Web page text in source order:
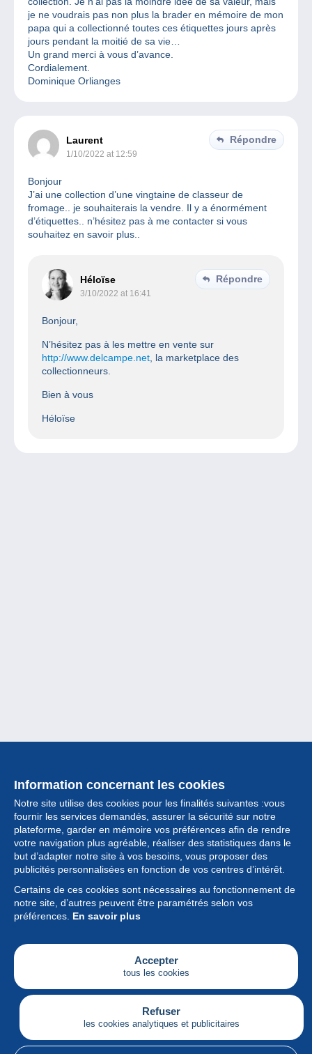
je ne voudrais pas non plus la brader en mémoire de mon
papa qui a collectionné toutes ces étiquettes jours après
jours pendant la moitié de sa vie…
Un grand merci à vous d’avance.
Cordialement.
Dominique Orlianges
Laurent
1/10/2022 at 12:59
Répondre
Bonjour
J’ai une collection d’une vingtaine de classeur de
fromage.. je souhaiterais la vendre. Il y a énormément
d’étiquettes.. n’hésitez pas à me contacter si vous
souhaitez en savoir plus..
Héloïse
3/10/2022 at 16:41
Répondre
Bonjour,
N’hésitez pas à les mettre en vente sur
http://www.delcampe.net , la marketplace des
collectionneurs.
Bien à vous
Héloïse
Information concernant les cookies
Notre site utilise des cookies pour les finalités suivantes :vous
fournir les services demandés, assurer la sécurité sur notre
plateforme, garder en mémoire vos préférences afin de rendre
votre navigation plus agréable, réaliser des statistiques dans le
but d’adapter notre site à vos besoins, vous proposer des
publicités personnalisées en fonction de vos centres d’intérêt.
Certains de ces cookies sont nécessaires au fonctionnement de
notre site, d’autres peuvent être paramétrés selon vos
préférences. En savoir plus
Accepter
tous les cookies
Refuser
les cookies analytiques et publicitaires
Collection
Actualités
Fonctionnalités
Société
Services
Articles
Français